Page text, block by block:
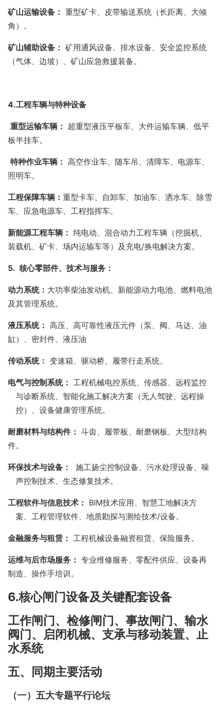
矿山运输设备： 重型矿卡、皮带输送系统（长距离、大倾
角）。
矿山辅助设备： 矿用通风设备、排水设备、安全监控系统
（气体、边坡）、矿山应急救援装备。
4.工程车辆与特种设备
重型运输车辆： 超重型液压平板车、大件运输车辆、低平
板半挂车。
特种作业车辆： 高空作业车、随车吊、清障车、电源车、
照明车。
工程保障车辆： 重型卡车、自卸车、加油车、洒水车、除雪
车、应急电源车、工程指挥车。
新能源工程车辆： 纯电动、混合动力工程车辆（挖掘机、
装载机、矿卡、场内运输车等）及充电/换电解决方案。
5. 核心零部件、技术与服务：
动力系统： 大功率柴油发动机、新能源动力电池、燃料电池
及其管理系统。
液压系统： 高压、高可靠性液压元件（泵、阀、马达、油
缸）、密封件、液压油
传动系统： 变速箱、驱动桥、履带行走系统。
电气与控制系统： 工程机械电控系统、传感器、远程监控
与诊断系统、智能化施工解决方案（无人驾驶、远程操
控）、设备健康管理系统。
耐磨材料与结构件： 斗齿、履带板、耐磨钢板、大型结构
件。
环保技术与设备：
施工扬尘控制设备、污水处理设备、噪
声控制技术、生态修复技术。
工程软件与信息技术： BIM技术应用、智慧工地解决方
案、工程管理软件、地质勘探与测绘技术/设备。
金融服务与租赁： 工程机械设备融资租赁、保险服务。
运维与后市场服务： 专业维修服务、零配件供应、设备再
制造、操作手培训。
6.核心闸门设备及关键配套设备
工作闸门‌、检修闸门‌、事故闸门‌、输水
阀门‌、启闭机械‌、支承与移动装置‌、止
水系统‌
五、同期主要活动
（一）五大专题平行论坛